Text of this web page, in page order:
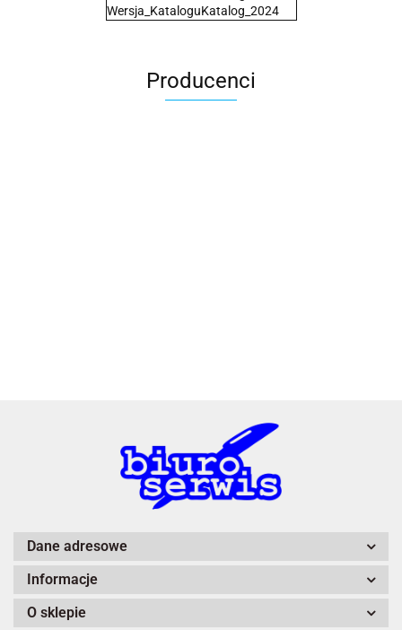
Wersja_KataloguKatalog_2024
Producenci
A4 Tech
Dane adresowe
Informacje
O sklepie